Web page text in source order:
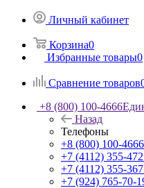
Личный кабинет
Корзина0
Избранные товары0
Сравнение товаров
+8 (800) 100-4666
Назад
Телефоны
+8 (800) 100-4666
+7 (4112) 355-472
+7 (4112) 355-367
+7 (924) 765-70-